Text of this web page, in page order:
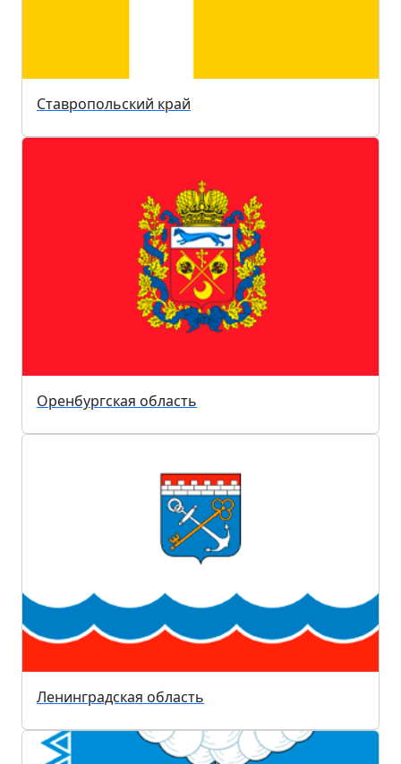
Ставропольский край
Оренбургская область
Ленинградская область